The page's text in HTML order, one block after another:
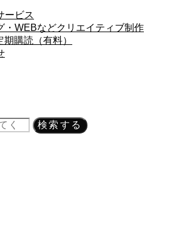
ービス
・WEBなどクリエイティブ制作
購読（有料）
検索する